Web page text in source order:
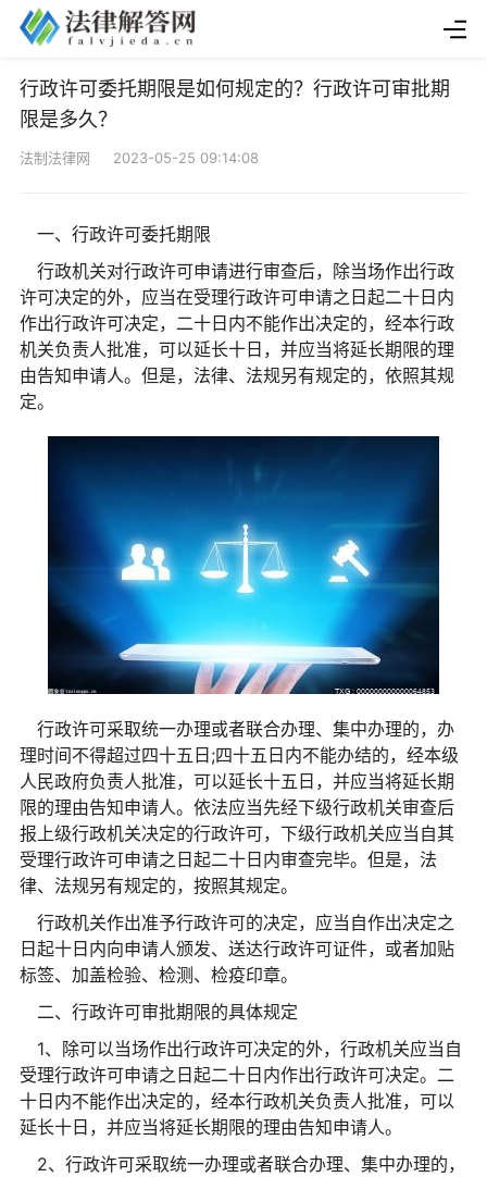
行政许可委托期限是如何规定的？行政许可审批期
限是多久？
法制法律网 2023-05-25 09:14:08
一、行政许可委托期限
行政机关对行政许可申请进行审查后，除当场作出行政
许可决定的外，应当在受理行政许可申请之日起二十日内
作出行政许可决定，二十日内不能作出决定的，经本行政
机关负责人批准，可以延长十日，并应当将延长期限的理
由告知申请人。但是，法律、法规另有规定的，依照其规
定。
行政许可采取统一办理或者联合办理、集中办理的，办
理时间不得超过四十五日;四十五日内不能办结的，经本级
人民政府负责人批准，可以延长十五日，并应当将延长期
限的理由告知申请人。依法应当先经下级行政机关审查后
报上级行政机关决定的行政许可，下级行政机关应当自其
受理行政许可申请之日起二十日内审查完毕。但是，法
律、法规另有规定的，按照其规定。
行政机关作出准予行政许可的决定，应当自作出决定之
日起十日内向申请人颁发、送达行政许可证件，或者加贴
标签、加盖检验、检测、检疫印章。
二、行政许可审批期限的具体规定
1、除可以当场作出行政许可决定的外，行政机关应当自
受理行政许可申请之日起二十日内作出行政许可决定。二
十日内不能作出决定的，经本行政机关负责人批准，可以
延长十日，并应当将延长期限的理由告知申请人。
2、行政许可采取统一办理或者联合办理、集中办理的，